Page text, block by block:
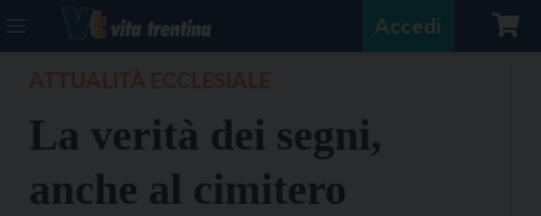
Accedi
La verità dei segni,
anche al cimitero